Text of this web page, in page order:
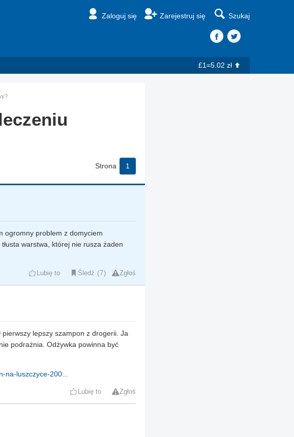
Zaloguj się Zarejestruj się Szukaj
£1=5.02 zł
Strona 1
ogromny problem z domyciem
warstwa, której nie rusza żaden
Lubię to Śledź 7 Zgłoś
lepszy szampon z drogerii. Ja
podrażnia. Odżywka powinna być
na-luszczyce-200...
Lubię to Zgłoś